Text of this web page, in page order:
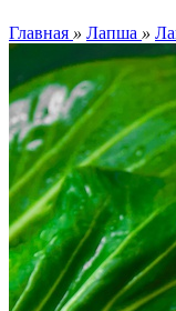
Главная » Лапша »